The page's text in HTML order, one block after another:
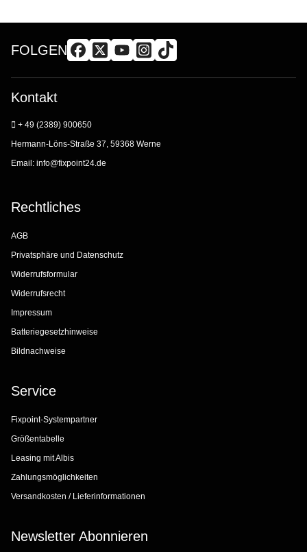
FOLGEN
Kontakt
+ 49 (2389) 900650
Hermann-Löns-Straße 37, 59368 Werne
Email: info@fixpoint24.de
Rechtliches
AGB
Privatsphäre und Datenschutz
Widerrufsformular
Widerrufsrecht
Impressum
Batteriegesetzhinweise
Bildnachweise
Service
Fixpoint-Systempartner
Größentabelle
Leasing mit Albis
Zahlungsmöglichkeiten
Versandkosten / Lieferinformationen
Newsletter Abonnieren